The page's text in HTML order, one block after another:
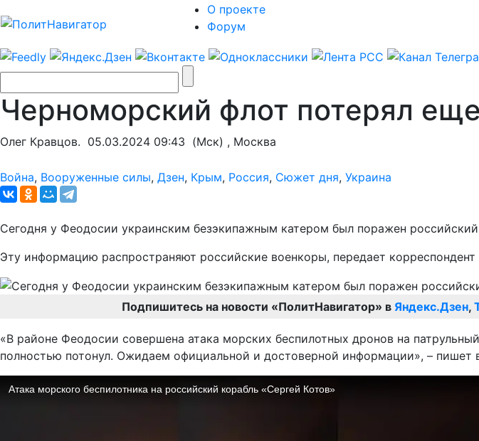
О проекте
Форум
Черноморский флот потерял
Олег Кравцов. 05.03.2024 09:43 (Мск) , Москва
Война, Вооруженные силы, Дзен, Крым, Россия, Сюжет дня, Украина
Сегодня у Феодосии украинским безэкипажным катером был поражен
Эту информацию распространяют российские военкоры, передает корреспондент
Подпишитесь на новости «ПолитНавигатор» в Яндекс.Дзен,
«В районе Феодосии совершена атака морских беспилотных дронов на
полностью потонул. Ожидаем официальной и достоверной информации», – пишет